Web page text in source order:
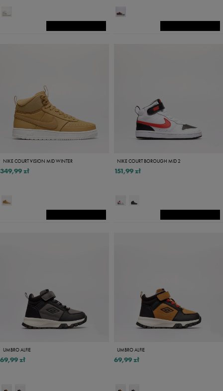
NIKE COURT VISION MID WINTER
349,99 zł
NIKE COURT BOROUGH MID 2
151,99 zł
UMBRO ALFIE
69,99 zł
UMBRO ALFIE
69,99 zł